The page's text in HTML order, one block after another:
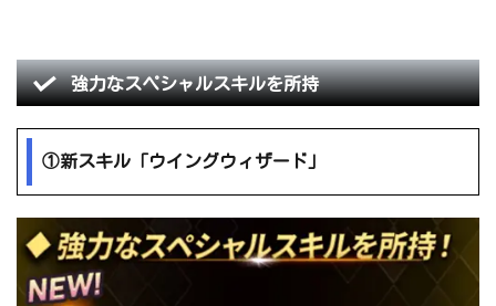
強力なスペシャルスキルを所持
①新スキル「ウイングウィザード」